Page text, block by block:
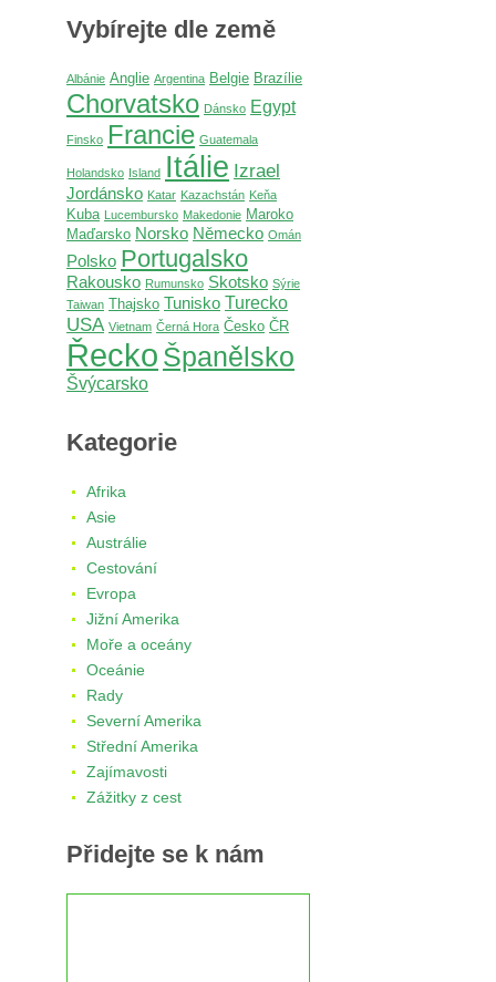
Vybírejte dle země
Albánie Anglie Argentina Belgie Brazílie
Chorvatsko Dánsko Egypt
Finsko Francie Guatemala
Holandsko Island Itálie Izrael
Jordánsko Katar Kazachstán Keňa
Kuba Lucembursko Makedonie Maroko
Maďarsko Norsko Německo Omán
Polsko Portugalsko
Rakousko Rumunsko Skotsko Sýrie
Taiwan Thajsko Tunisko Turecko
USA Vietnam Černá Hora Česko ČR
Řecko Španělsko
Švýcarsko
Kategorie
Afrika
Asie
Austrálie
Cestování
Evropa
Jižní Amerika
Moře a oceány
Oceánie
Rady
Severní Amerika
Střední Amerika
Zajímavosti
Zážitky z cest
Přidejte se k nám